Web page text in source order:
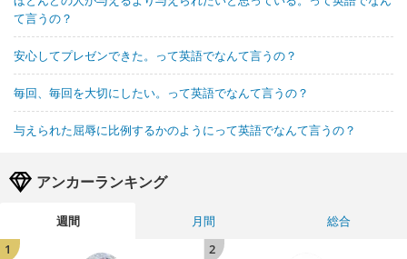
て言うの？
安心してプレゼンできた。って英語でなんて言うの？
毎回、毎回を大切にしたい。って英語でなんて言うの？
与えられた屈辱に比例するかのようにって英語でなんて言うの？
アンカーランキング
週間 月間
総合
1
2